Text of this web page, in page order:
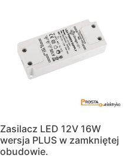
Zasilacz LED 12V 16W
wersja PLUS w zamkniętej
obudowie.